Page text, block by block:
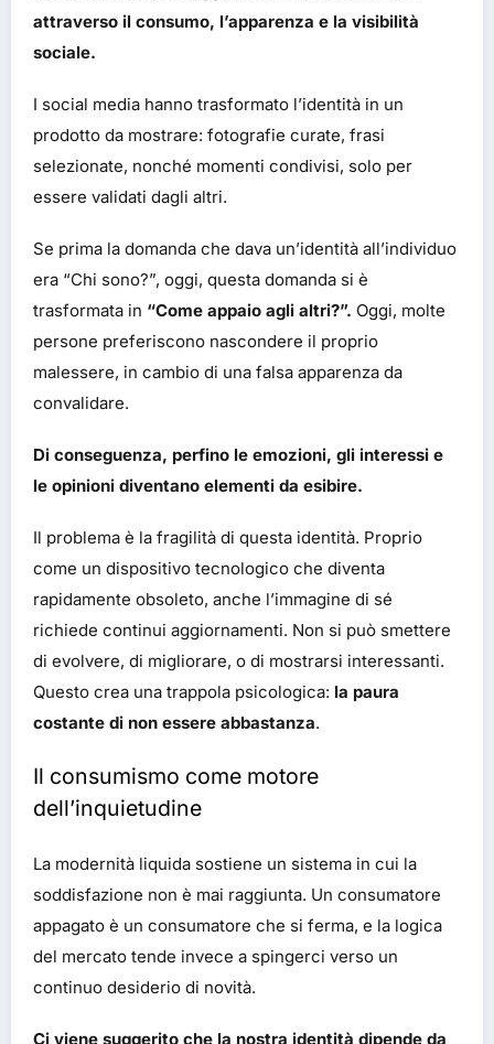
attraverso il consumo, l’apparenza e la visibilità
sociale.
I social media hanno trasformato l’identità in un
prodotto da mostrare: fotografie curate, frasi
selezionate, nonché momenti condivisi, solo per
essere validati dagli altri.
Se prima la domanda che dava un’identità all’individuo
era “Chi sono?”, oggi, questa domanda si è
trasformata in “Come appaio agli altri?”. Oggi, molte
persone preferiscono nascondere il proprio
malessere, in cambio di una falsa apparenza da
convalidare.
Di conseguenza, perfino le emozioni, gli interessi e
le opinioni diventano elementi da esibire.
Il problema è la fragilità di questa identità. Proprio
come un dispositivo tecnologico che diventa
rapidamente obsoleto, anche l’immagine di sé
richiede continui aggiornamenti. Non si può smettere
di evolvere, di migliorare, o di mostrarsi interessanti.
Questo crea una trappola psicologica: la paura
costante di non essere abbastanza.
Il consumismo come motore
dell’inquietudine
La modernità liquida sostiene un sistema in cui la
soddisfazione non è mai raggiunta. Un consumatore
appagato è un consumatore che si ferma, e la logica
del mercato tende invece a spingerci verso un
continuo desiderio di novità.
Ci viene suggerito che la nostra identità dipende da